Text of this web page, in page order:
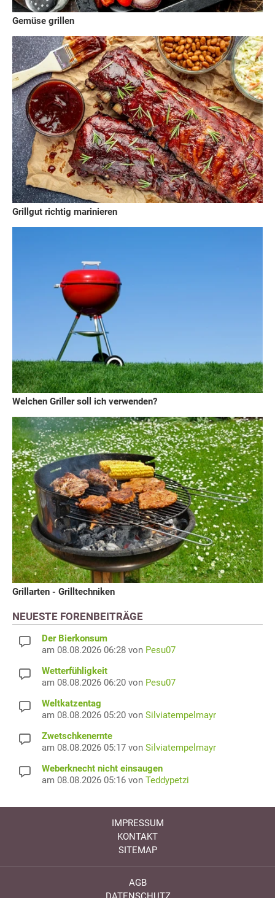
Gemüse grillen
Grillgut richtig marinieren
Welchen Griller soll ich verwenden?
Grillarten - Grilltechniken
NEUESTE FORENBEITRÄGE
Der Bierkonsum
am 08.08.2026 06:28 von Pesu07
Wetterfühligkeit
am 08.08.2026 06:20 von Pesu07
Weltkatzentag
am 08.08.2026 05:20 von Silviatempelmayr
Zwetschkenernte
am 08.08.2026 05:17 von Silviatempelmayr
Weberknecht nicht einsaugen
am 08.08.2026 05:16 von Teddypetzi
IMPRESSUM
KONTAKT
SITEMAP
AGB